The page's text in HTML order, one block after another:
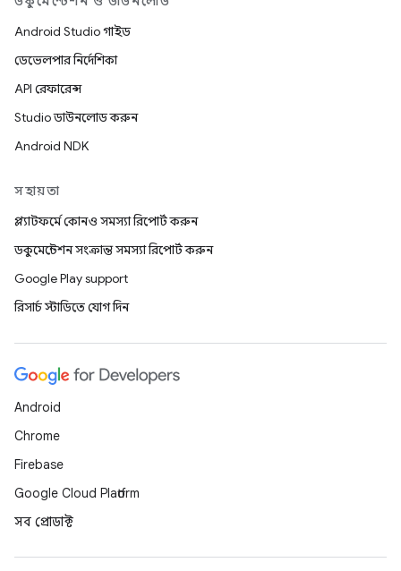
Android Studio গাইড
ডেভেলপার নির্দেশিকা
API রেফারেন্স
Studio ডাউনলোড করুন
Android NDK
সহায়তা
প্ল্যাটফর্মে কোনও সমস্যা রিপোর্ট করুন
ডকুমেন্টেশন সংক্রান্ত সমস্যা রিপোর্ট করুন
Google Play support
রিসার্চ স্টাডিতে যোগ দিন
Android
Chrome
Firebase
Google Cloud Platform
সব প্রোডাক্ট